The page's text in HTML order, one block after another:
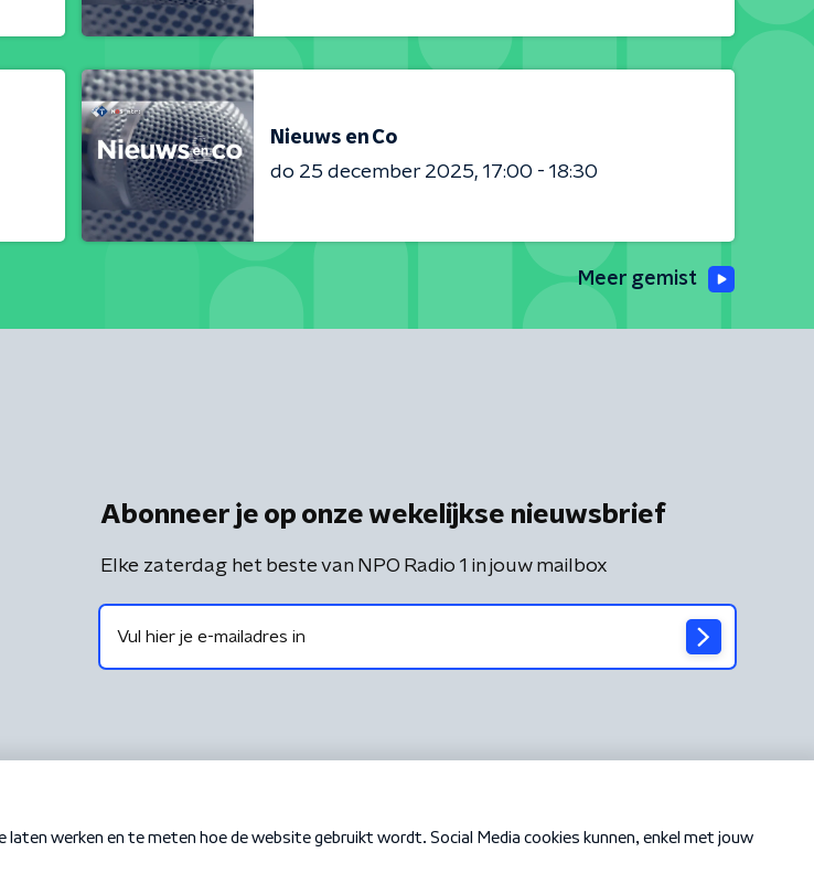
Nieuws en Co
do 25 december 2025 17:00 - 18:30
Meer gemist
Abonneer je op onze wekelijkse nieuwsbrief
Elke zaterdag het beste van NPO Radio 1 in jouw mailbox